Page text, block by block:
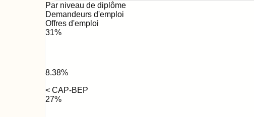
Par niveau de diplôme
Demandeurs d'emploi
Offres d'emploi
31%
8.38%
< CAP-BEP
27%